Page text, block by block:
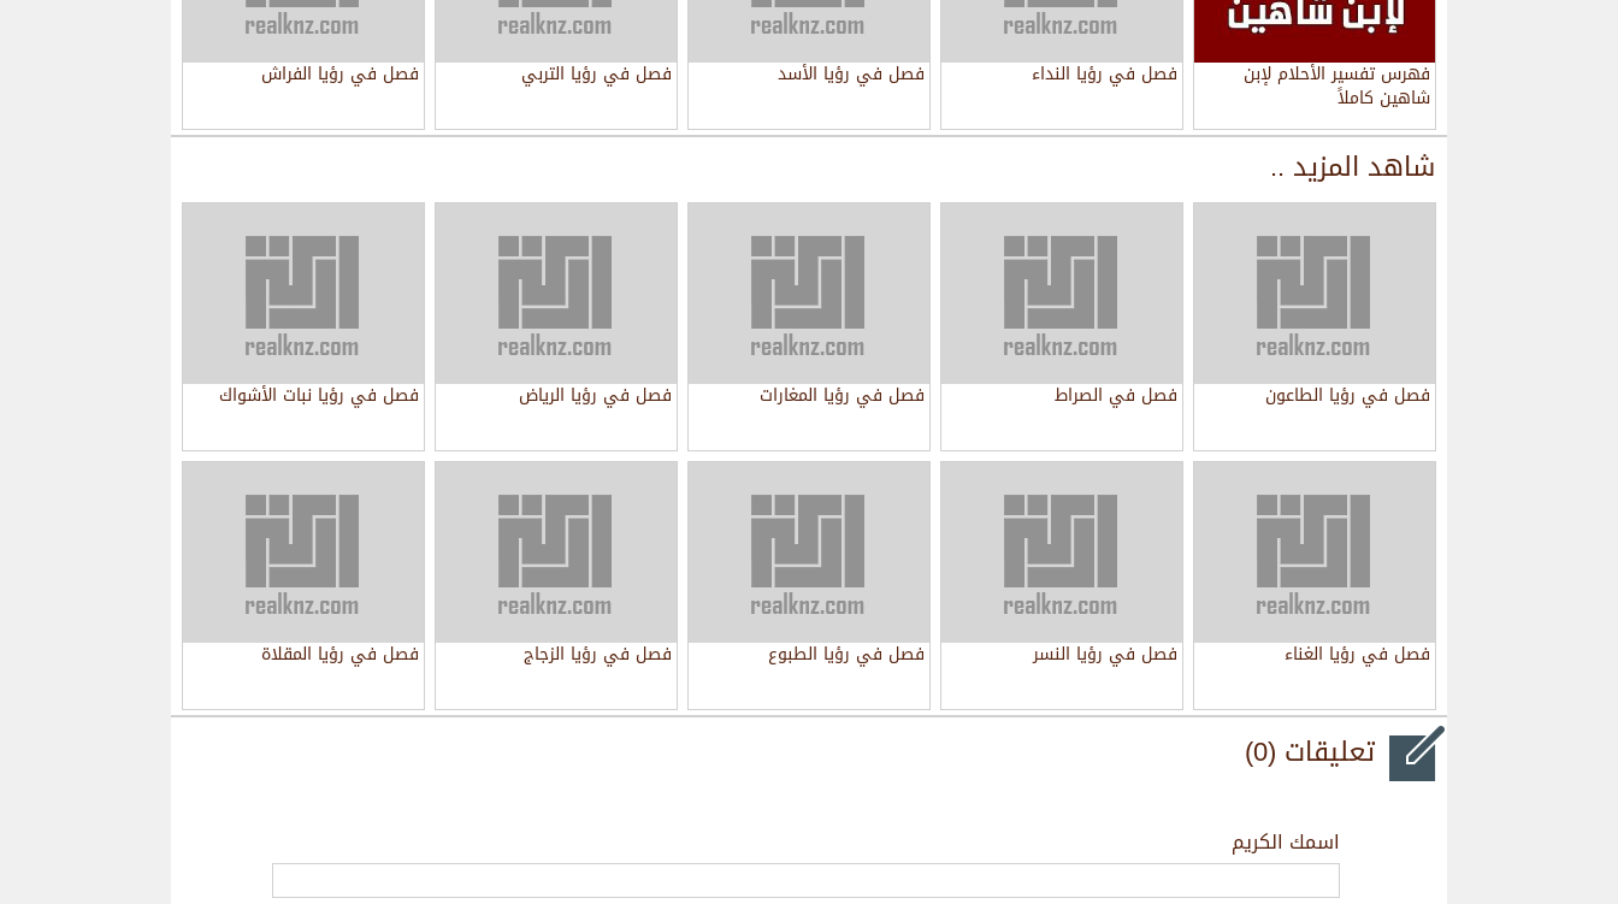
فهرس تفسير الأحلام لإبن
شاهين كاملاً
فصل في رؤيا النداء فصل في رؤيا الأسد فصل في رؤيا التربي فصل في رؤيا الفراش
شاهد المزيد ..
فصل في رؤيا الطاعون فصل في الصراط فصل في رؤيا المغارات فصل في رؤيا الرياض فصل في رؤيا نبات الأشواك
فصل في رؤيا الغناء فصل في رؤيا النسر فصل في رؤيا الطبوع فصل في رؤيا الزجاج فصل في رؤيا المقلاة
تعليقات (0)
اسمك الكريم